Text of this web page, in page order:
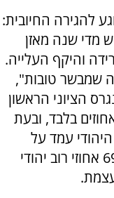
להגירה החיובית:
מדי שנה מאזן
והיקף העלייה.
מה שמבשר טובות",
הציוני הראשון
המיעוט היהודי בשטח זה על 9 אחוזים בלבד, ובעת
עמד על
שלושים אחוזים. מציאות בה כיום יש 69 אחוזי רוב יהודי